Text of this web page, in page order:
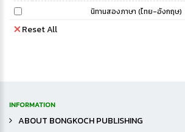
นิทานสองภาษา (ไทย-อังกฤษ)
เกมฝึกทักษะ
Reset All
INFORMATION
ABOUT BONGKOCH PUBLISHING